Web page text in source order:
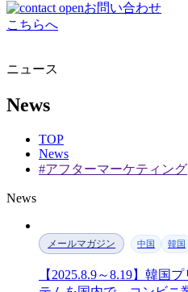
お問い合わせ
こちらへ
ニュース
News
TOP
News
#アフターマーケティング
News
メールマガジン 中国 韓国
【2025.8.9～8.19】韓国